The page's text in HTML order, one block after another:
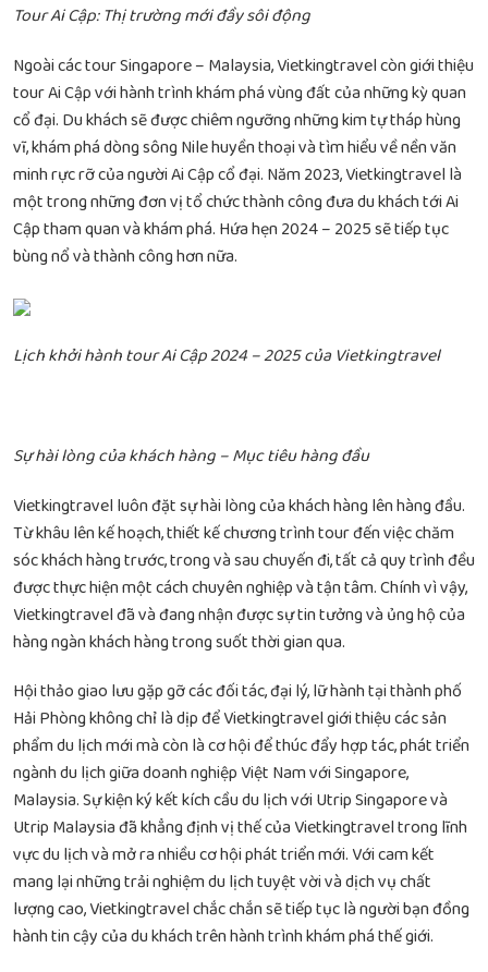
Tour Ai Cập: Thị trường mới đầy sôi động
Ngoài các tour Singapore – Malaysia, Vietkingtravel còn giới thiệu
tour Ai Cập với hành trình khám phá vùng đất của những kỳ quan
cổ đại. Du khách sẽ được chiêm ngưỡng những kim tự tháp hùng
vĩ, khám phá dòng sông Nile huyền thoại và tìm hiểu về nền văn
minh rực rỡ của người Ai Cập cổ đại. Năm 2023, Vietkingtravel là
một trong những đơn vị tổ chức thành công đưa du khách tới Ai
Cập tham quan và khám phá. Hứa hẹn 2024 – 2025 sẽ tiếp tục
bùng nổ và thành công hơn nữa.
Lịch khởi hành tour Ai Cập 2024 – 2025 của Vietkingtravel
Sự hài lòng của khách hàng – Mục tiêu hàng đầu
Vietkingtravel luôn đặt sự hài lòng của khách hàng lên hàng đầu.
Từ khâu lên kế hoạch, thiết kế chương trình tour đến việc chăm
sóc khách hàng trước, trong và sau chuyến đi, tất cả quy trình đều
được thực hiện một cách chuyên nghiệp và tận tâm. Chính vì vậy,
Vietkingtravel đã và đang nhận được sự tin tưởng và ủng hộ của
hàng ngàn khách hàng trong suốt thời gian qua.
Hội thảo giao lưu gặp gỡ các đối tác, đại lý, lữ hành tại thành phố
Hải Phòng không chỉ là dịp để Vietkingtravel giới thiệu các sản
phẩm du lịch mới mà còn là cơ hội để thúc đẩy hợp tác, phát triển
ngành du lịch giữa doanh nghiệp Việt Nam với Singapore,
Malaysia. Sự kiện ký kết kích cầu du lịch với Utrip Singapore và
Utrip Malaysia đã khẳng định vị thế của Vietkingtravel trong lĩnh
vực du lịch và mở ra nhiều cơ hội phát triển mới. Với cam kết
mang lại những trải nghiệm du lịch tuyệt vời và dịch vụ chất
lượng cao, Vietkingtravel chắc chắn sẽ tiếp tục là người bạn đồng
hành tin cậy của du khách trên hành trình khám phá thế giới.